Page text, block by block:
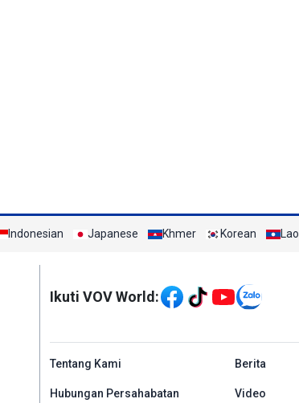
Indonesian Japanese Khmer Korean Lao
Mạng xã hội
Ikuti VOV World:
menu footer tiếng Indo
Tentang Kami Berita
Hubungan Persahabatan Video